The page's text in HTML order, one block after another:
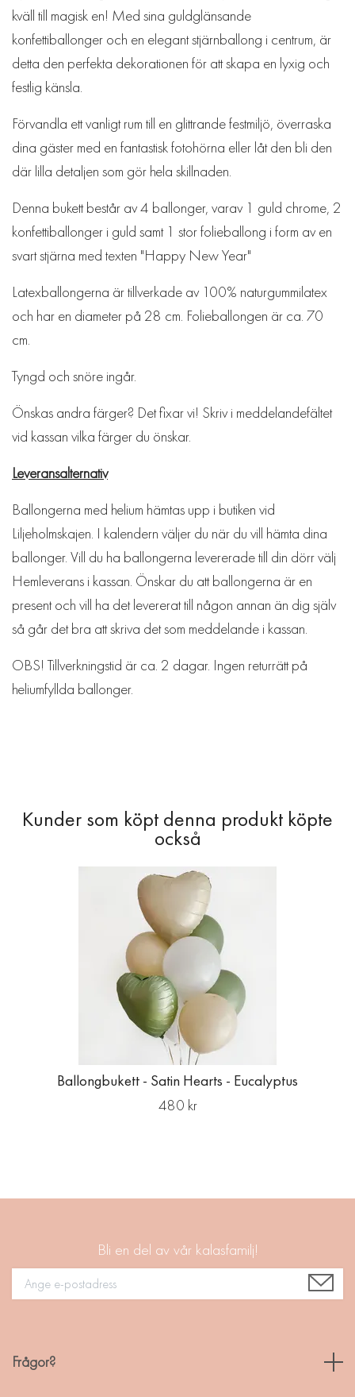
kväll till magisk en! Med sina guldglänsande
konfettiballonger och en elegant stjärnballong i centrum, är
detta den perfekta dekorationen för att skapa en lyxig och
festlig känsla.
Förvandla ett vanligt rum till en glittrande festmiljö, överraska
dina gäster med en fantastisk fotohörna eller låt den bli den
där lilla detaljen som gör hela skillnaden.
Denna bukett består av 4 ballonger, varav 1 guld chrome, 2
konfettiballonger i guld samt 1 stor folieballong i form av en
svart stjärna med texten "Happy New Year"
Latexballongerna är tillverkade av 100% naturgummilatex
och har en diameter på 28 cm. Folieballongen är ca. 70
cm.
Tyngd och snöre ingår.
Önskas andra färger? Det fixar vi! Skriv i meddelandefältet
vid kassan vilka färger du önskar.
Leveransalternativ
Ballongerna med helium hämtas upp i butiken vid
Liljeholmskajen. I kalendern väljer du när du vill hämta dina
ballonger. Vill du ha ballongerna levererade till din dörr välj
Hemleverans i kassan. Önskar du att ballongerna är en
present och vill ha det levererat till någon annan än dig själv
så går det bra att skriva det som meddelande i kassan.
OBS! Tillverkningstid är ca. 2 dagar. Ingen returrätt på
heliumfyllda ballonger.
Ballongbukett - Satin Hearts - Eucalyptus
480 kr
Bli en del av vår kalasfamilj!
Frågor?